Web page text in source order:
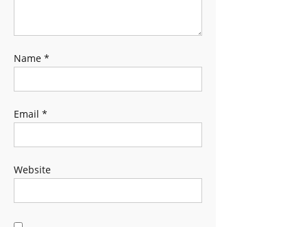
Name *
Email *
Website